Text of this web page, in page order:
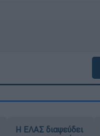
Η ΕΛΑΣ διαψεύδει